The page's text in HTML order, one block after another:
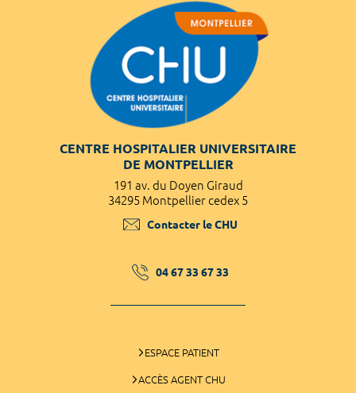
CENTRE HOSPITALIER UNIVERSITAIRE
DE MONTPELLIER
191 av. du Doyen Giraud
34295 Montpellier cedex 5
Contacter le CHU
04 67 33 67 33
ESPACE PATIENT
ACCÈS AGENT CHU